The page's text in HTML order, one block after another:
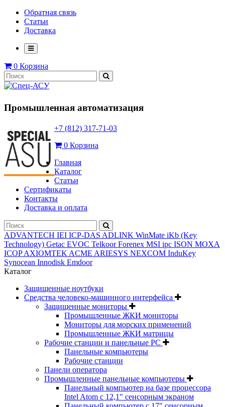
Обратная связь
Статьи
Доставка
0 Корзина
Промышленная автоматизация
+7 (812) 317-71-03
0 Корзина
Главная
Каталог
Статьи
Сертификаты
Контакты
Доставка и оплата
ADVANTECH IEI ICP-DAS ADLINK WinMate iKb (Key
Technology) Getac EVOC TelkoorForenex MSI ipc ISON MOXA
ICOPAXIOMTEK ACME ARIESYS NEXCOM InduKey
Synocean Innodisk Emdoor
Каталог
Защищенные ноутбуки
Средства человеко-машинного интерфейса
Защищенные мониторы
Промышленные ЖКИ мониторы
Мониторы для морских применений
Промышленные ЖКИ матрицы
Рабочие станции и панельные РС
Панельные компьютеры
Рабочие станции
Панели оператора
Промышленные панельные компьютеры
Панельный компьютер на базе процессора
Intel Atom с 12,1" сенсорным экраном